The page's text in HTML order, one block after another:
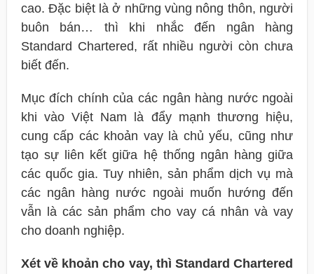
cao. Đặc biệt là ở những vùng nông thôn, người
buôn bán… thì khi nhắc đến ngân hàng
Standard Chartered, rất nhiều người còn chưa
biết đến.
Mục đích chính của các ngân hàng nước ngoài
khi vào Việt Nam là đẩy mạnh thương hiệu,
cung cấp các khoản vay là chủ yếu, cũng như
tạo sự liên kết giữa hệ thống ngân hàng giữa
các quốc gia. Tuy nhiên, sản phẩm dịch vụ mà
các ngân hàng nước ngoài muốn hướng đến
vẫn là các sản phẩm cho vay cá nhân và vay
cho doanh nghiệp.
Xét về khoản cho vay, thì Standard Chartered